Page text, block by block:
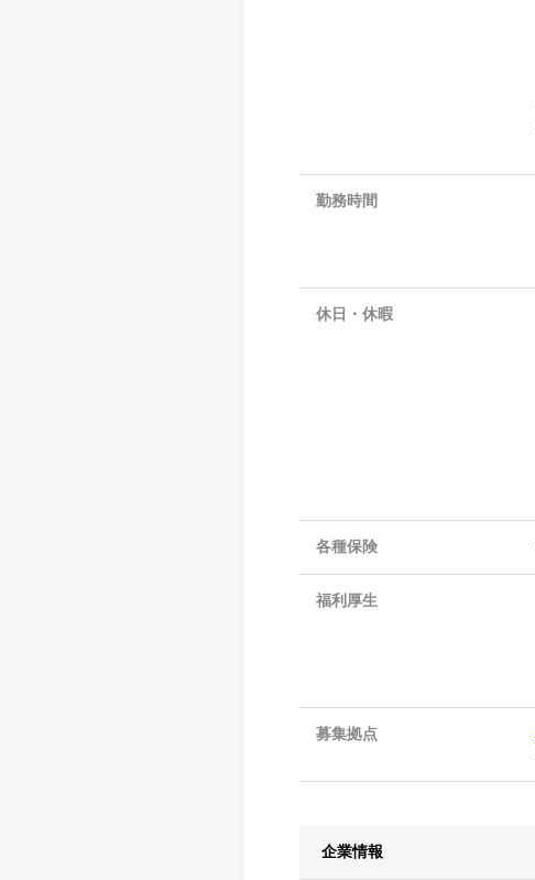
勤務時間
休日・休暇
各種保険
福利厚生
募集拠点
企業情報